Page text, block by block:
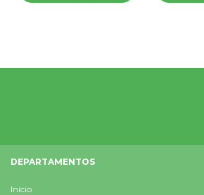
DEPARTAMENTOS
Início